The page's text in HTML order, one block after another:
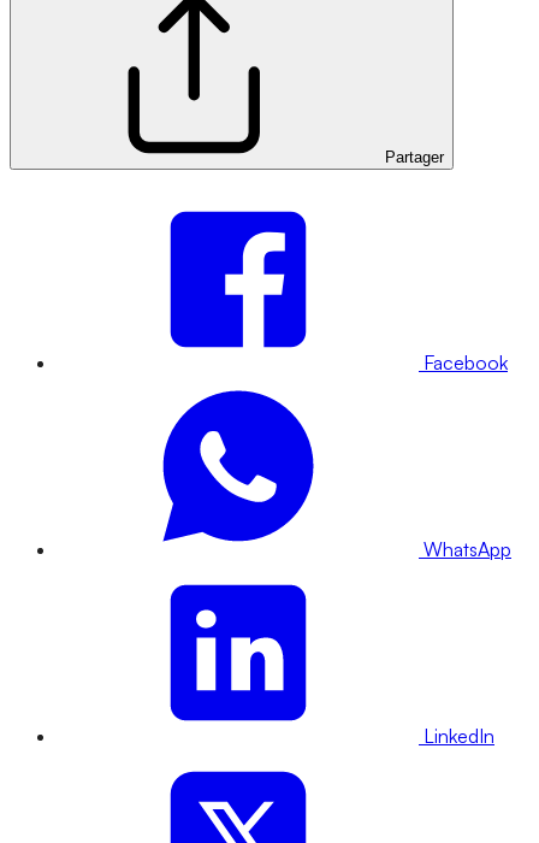
Partager
Facebook
WhatsApp
LinkedIn